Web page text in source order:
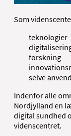
Som
teknologier
forskning
selve
Indenfor alle
Nordjylland en
digital sundhed
videnscentret.